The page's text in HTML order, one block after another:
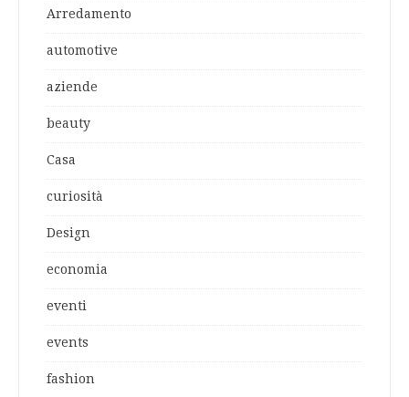
Arredamento
automotive
aziende
beauty
Casa
curiosità
Design
economia
eventi
events
fashion